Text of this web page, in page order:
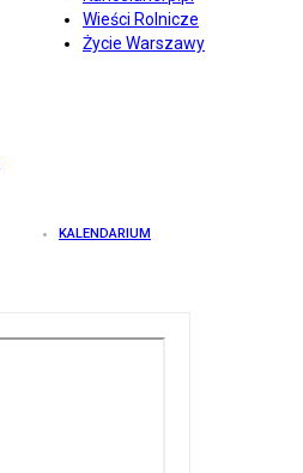
Wieści Rolnicze
Życie Warszawy
KALENDARIUM